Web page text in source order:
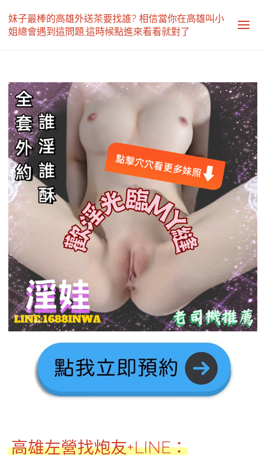
妹子最棒的高雄外送茶要找誰? 相信當你在高雄叫小
姐總會遇到這問題,這時候點進來看看就對了
高雄左營找炮友+LINE：